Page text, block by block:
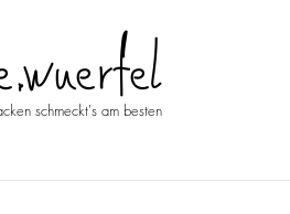
schmeckt's am besten